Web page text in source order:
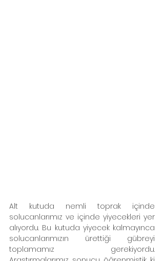
Alt kutuda nemli toprak içinde
solucanlarımız ve içinde yiyecekleri yer
alıyordu. Bu kutuda yiyecek kalmayınca
solucanlarımızın ürettiği gübreyi
toplamamız gerekiyordu.